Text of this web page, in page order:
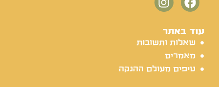
עוד באתר
שאלות ותשובות
מאמרים
טיפים מעולם ההנקה